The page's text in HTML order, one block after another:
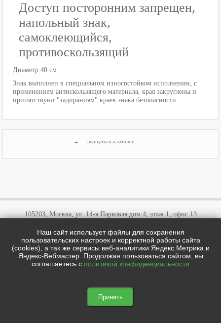
Доступ посторонним запрещен,
напольный знак,
самоклеющийся,
противоскользящий
Диаметр 40 см
Знак выполнен в специальном износостойком исполнении, с
применением антискользящего материала, края закруглены и
припятствуют "задираниям" краев знака безопасности.
вернуться в каталог
цотипи.рф © 2026
105203, Москва, ул. 14-я Парковая дом 4, этаж 1, офис 13
+7 (495)646 03 57
+7 (800)707 57 72
cotipi@yandex.ru
Мы в соц сетях:

Наш сайт использует файлы для сохранения
пользовательских настроек и корректной работы сайта
(cookies), а так же сервисы веб-аналитики Яндекс.Метрика и
Яндекс-Вебмастер. Продолжая пользоваться сайтом, вы
соглашаетесь с политикой конфиденциальности
Принять